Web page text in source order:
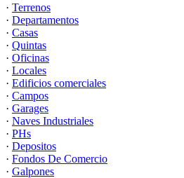
· Terrenos
· Departamentos
· Casas
· Quintas
· Oficinas
· Locales
· Edificios comerciales
· Campos
· Garages
· Naves Industriales
· PHs
· Depositos
· Fondos De Comercio
· Galpones